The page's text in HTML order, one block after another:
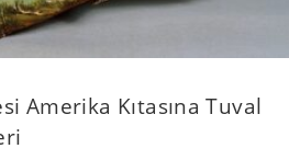
Amerika Kıtasına Tuval